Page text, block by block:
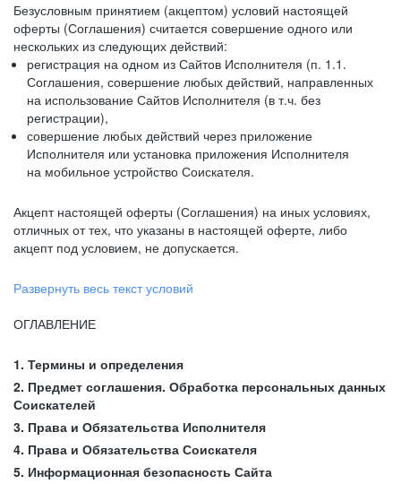
Безусловным принятием (акцептом) условий настоящей
оферты (Соглашения) считается совершение одного или
нескольких из следующих действий:
регистрация на одном из Сайтов Исполнителя (п. 1.1.
Соглашения, совершение любых действий, направленных
на использование Сайтов Исполнителя (в т.ч. без
регистрации),
совершение любых действий через приложение
Исполнителя или установка приложения Исполнителя
на мобильное устройство Соискателя.
Акцепт настоящей оферты (Соглашения) на иных условиях,
отличных от тех, что указаны в настоящей оферте, либо
акцепт под условием, не допускается.
Развернуть весь текст условий
ОГЛАВЛЕНИЕ
1. Термины и определения
2. Предмет соглашения. Обработка персональных данных
Соискателей
3. Права и Обязательства Исполнителя
4. Права и Обязательства Соискателя
5. Информационная безопасность Сайта